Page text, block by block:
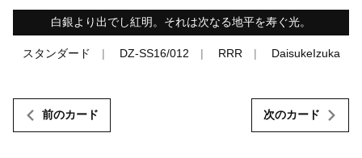
白銀より出でし紅明。それは次なる地平を寿ぐ光。
スタンダード DZ-SS16/012 RRR DaisukeIzuka
前のカード 次のカード